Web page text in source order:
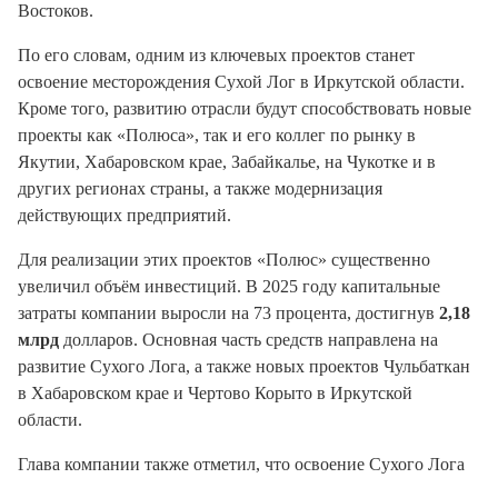
Востоков.
По его словам, одним из ключевых проектов станет
освоение месторождения Сухой Лог в Иркутской области.
Кроме того, развитию отрасли будут способствовать новые
проекты как «Полюса», так и его коллег по рынку в
Якутии, Хабаровском крае, Забайкалье, на Чукотке и в
других регионах страны, а также модернизация
действующих предприятий.
Для реализации этих проектов «Полюс» существенно
увеличил объём инвестиций. В 2025 году капитальные
затраты компании выросли на 73 процента, достигнув 2,18
млрд долларов. Основная часть средств направлена на
развитие Сухого Лога, а также новых проектов Чульбаткан
в Хабаровском крае и Чертово Корыто в Иркутской
области.
Глава компании также отметил, что освоение Сухого Лога